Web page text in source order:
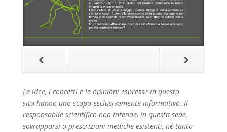
Le idee, i concetti e le opinioni espresse in questo
sito hanno uno scopo esclusivamente informativo. Il
responsabile scientifico non intende, in questa sede,
sovrapporsi a prescrizioni mediche esistenti, né tanto